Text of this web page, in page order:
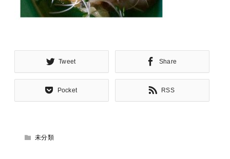
Tweet Share
Pocket RSS
未分類